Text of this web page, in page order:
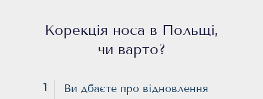
Корекція носа в Польщі,
чи варто?
1
Ви дбаєте про відновлення